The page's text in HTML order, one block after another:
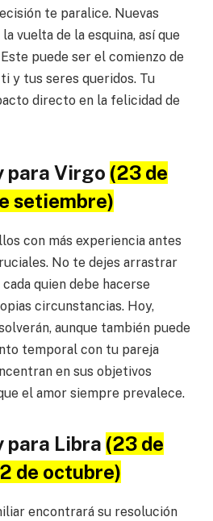
te paralice. Nuevas
vuelta de la esquina, así que
puede ser el comienzo de
y tus seres queridos. Tu
directo en la felicidad de
para Virgo (23 de
setiembre)
con más experiencia antes
No te dejes arrastrar
quien debe hacerse
circunstancias. Hoy,
aunque también puede
temporal con tu pareja
en sus objetivos
el amor siempre prevalece.
para Libra (23 de
de octubre)
encontrará su resolución